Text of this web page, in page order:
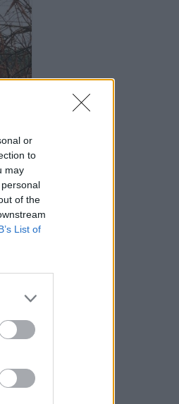
or
to
may
of the
List of